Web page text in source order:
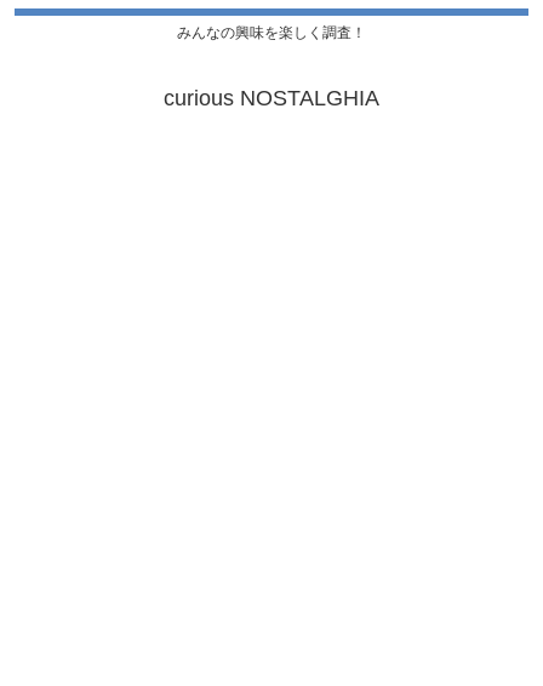
みんなの興味を楽しく調査！
curious NOSTALGHIA